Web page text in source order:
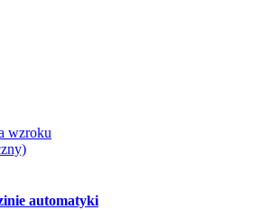
wzroku
automatyki